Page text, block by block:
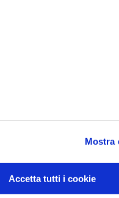
Mostra
Accetta tutti i cookie
Via Casilina, km 62,500 ,
07751695942
pierluigirotondi744@gmail.com